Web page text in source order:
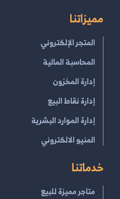
مميزاتنا
المتجر الإلكتروني
المحاسبة المالية
إدارة المخزون
إدارة نقاط البيع
إدارة الموارد البشرية
المنيو الالكتروني
خدماتنا
متاجر مميزة للبيع